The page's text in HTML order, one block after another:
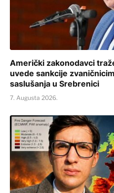
Američki zakonodavci
uvede sankcije
saslušanja u Srebrenici
7. Augusta 2026.